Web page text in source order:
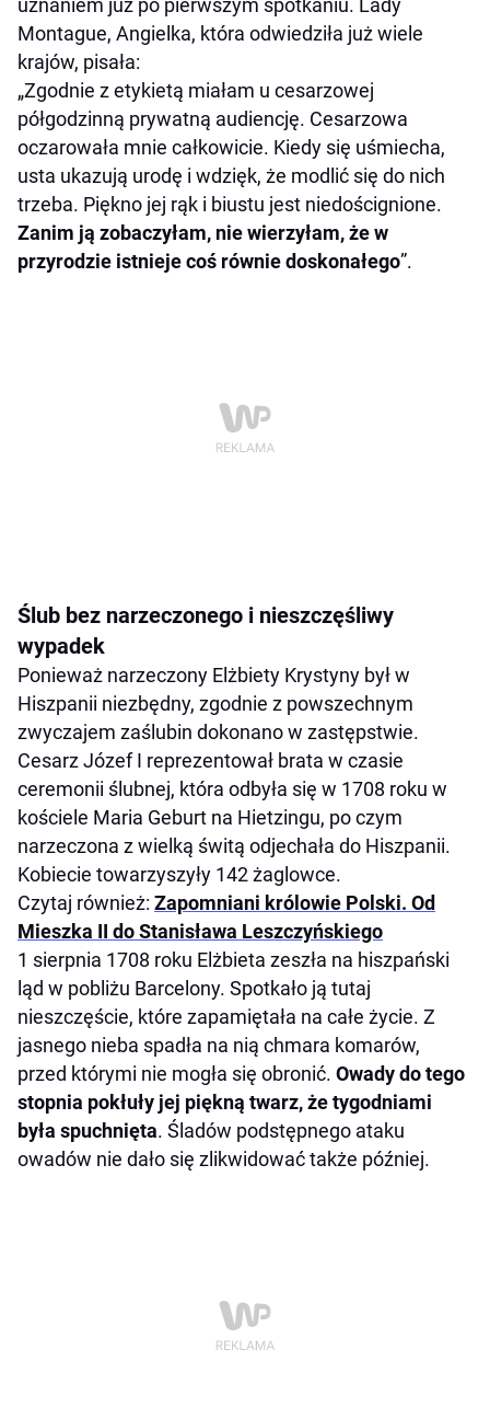
Montague, Angielka, która odwiedziła już wiele
krajów, pisała:
„Zgodnie z etykietą miałam u cesarzowej
półgodzinną prywatną audiencję. Cesarzowa
oczarowała mnie całkowicie. Kiedy się uśmiecha,
usta ukazują urodę i wdzięk, że modlić się do nich
trzeba. Piękno jej rąk i biustu jest niedoścignione.
Zanim ją zobaczyłam, nie wierzyłam, że w
przyrodzie istnieje coś równie doskonałego”.
Ślub bez narzeczonego i nieszczęśliwy
wypadek
Ponieważ narzeczony Elżbiety Krystyny był w
Hiszpanii niezbędny, zgodnie z powszechnym
zwyczajem zaślubin dokonano w zastępstwie.
Cesarz Józef I reprezentował brata w czasie
ceremonii ślubnej, która odbyła się w 1708 roku w
kościele Maria Geburt na Hietzingu, po czym
narzeczona z wielką świtą odjechała do Hiszpanii.
Kobiecie towarzyszyły 142 żaglowce.
Czytaj również: Zapomniani królowie Polski. Od
Mieszka II do Stanisława Leszczyńskiego
1 sierpnia 1708 roku Elżbieta zeszła na hiszpański
ląd w pobliżu Barcelony. Spotkało ją tutaj
nieszczęście, które zapamiętała na całe życie. Z
jasnego nieba spadła na nią chmara komarów,
przed którymi nie mogła się obronić. Owady do tego
stopnia pokłuły jej piękną twarz, że tygodniami
była spuchnięta. Śladów podstępnego ataku
owadów nie dało się zlikwidować także później.